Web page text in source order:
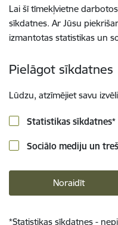
Lai šī tīmekļvietne
sīkdatnes. Ar Jūsu
izmantotas statistikas un
Pielāgot sīkdatnes
Lūdzu, atzīmējiet savu
Statistikas sīkdatnes*
Sociālo mediju un
Noraidīt
*Statistikas sīkdatnes -